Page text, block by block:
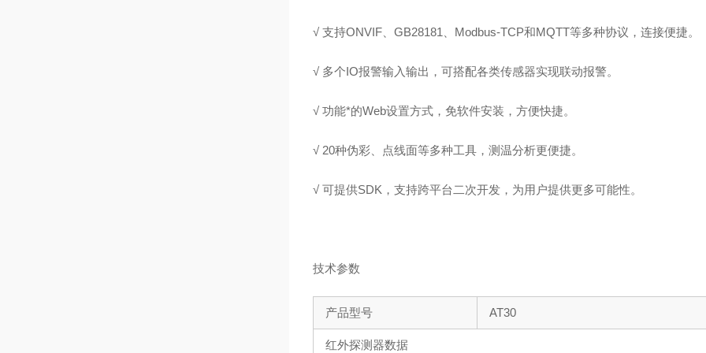
√ 支持ONVIF、GB28181、Modbus-TCP和MQTT等多种协议，连接便捷。
√ 多个IO报警输入输出，可搭配各类传感器实现联动报警。
√ 功能*的Web设置方式，免软件安装，方便快捷。
√ 20种伪彩、点线面等多种工具，测温分析更便捷。
√ 可提供SDK，支持跨平台二次开发，为用户提供更多可能性。
技术参数
产品型号 AT30
红外探测器数据